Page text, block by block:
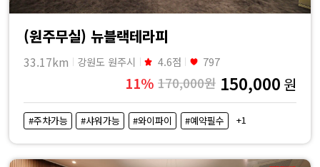
(원주무실) 뉴블랙테라피
33.17km 강원도 원주시 4.6점 797
11% 170,000원 150,000 원
#주차가능 #샤워가능 #와이파이 #예약필수 +1